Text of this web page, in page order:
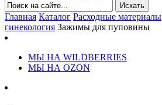
Искать
Главная Каталог Расходные материалы
гинекология Зажимы для пуповины
МЫ НА WILDBERRIES
МЫ НА OZON